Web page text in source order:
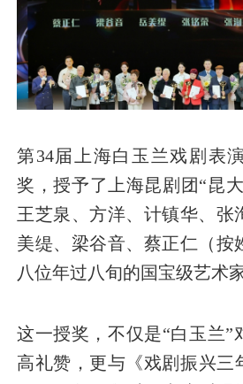
第34届上海白玉兰戏剧表
奖，授予了上海昆剧团“昆
王芝泉、方洋、计镇华、张
美缇、梁谷音、蔡正仁（按
八位年过八旬的国宝级艺术家
这一授奖，不仅是“白玉兰”
高礼赞，更与《戏剧振兴三